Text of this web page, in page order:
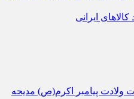
ایرانی
ولادت پیامبر اکرم(ص) مدیحه